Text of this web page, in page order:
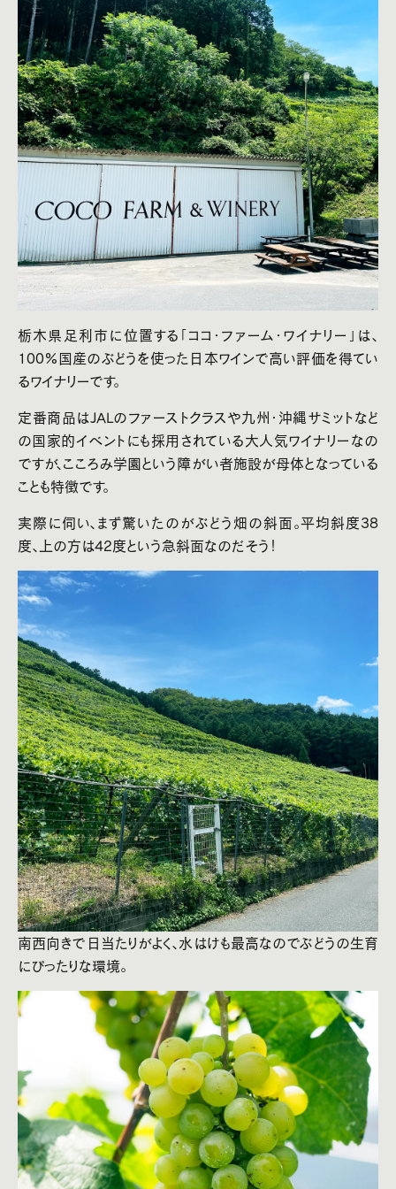
栃木県足利市に位置する「ココ・ファーム・ワイナリー」は、
100%国産のぶどうを使った日本ワインで高い評価を得てい
るワイナリーです。
定番商品はJALのファーストクラスや九州・沖縄サミットなど
の国家的イベントにも採用されている大人気ワイナリーなの
ですが、こころみ学園という障がい者施設が母体となっている
ことも特徴です。
実際に伺い、まず驚いたのがぶどう畑の斜面。平均斜度38
度、上の方は42度という急斜面なのだそう！
南西向きで日当たりがよく、水はけも最高なのでぶどうの生育
にぴったりな環境。